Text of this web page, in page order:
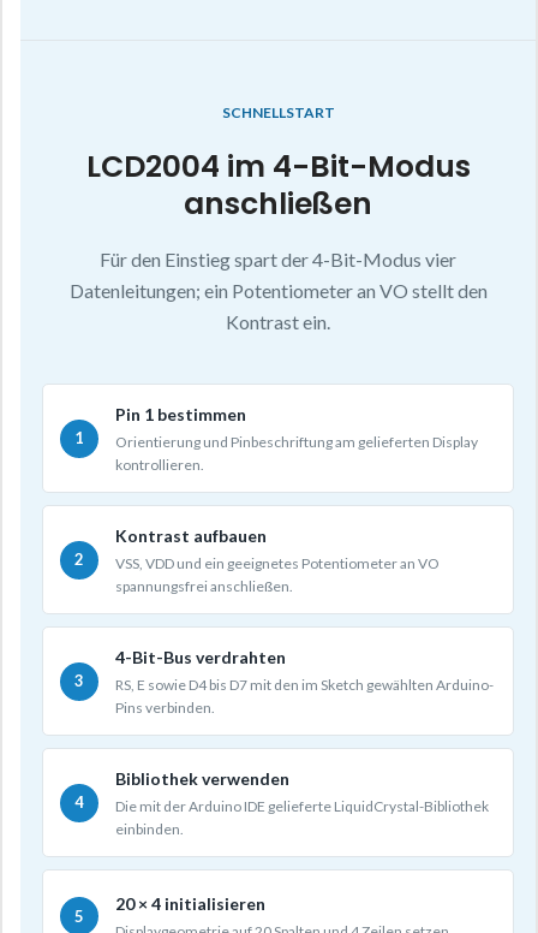
SCHNELLSTART
LCD2004 im 4-Bit-Modus
anschließen
Für den Einstieg spart der 4-Bit-Modus vier
Datenleitungen; ein Potentiometer an VO stellt den
Kontrast ein.
Pin 1 bestimmen
Orientierung und Pinbeschriftung am gelieferten Display
kontrollieren.
Kontrast aufbauen
VSS, VDD und ein geeignetes Potentiometer an VO
spannungsfrei anschließen.
4-Bit-Bus verdrahten
RS, E sowie D4 bis D7 mit den im Sketch gewählten Arduino-
Pins verbinden.
Bibliothek verwenden
Die mit der Arduino IDE gelieferte LiquidCrystal-Bibliothek
einbinden.
20 × 4 initialisieren